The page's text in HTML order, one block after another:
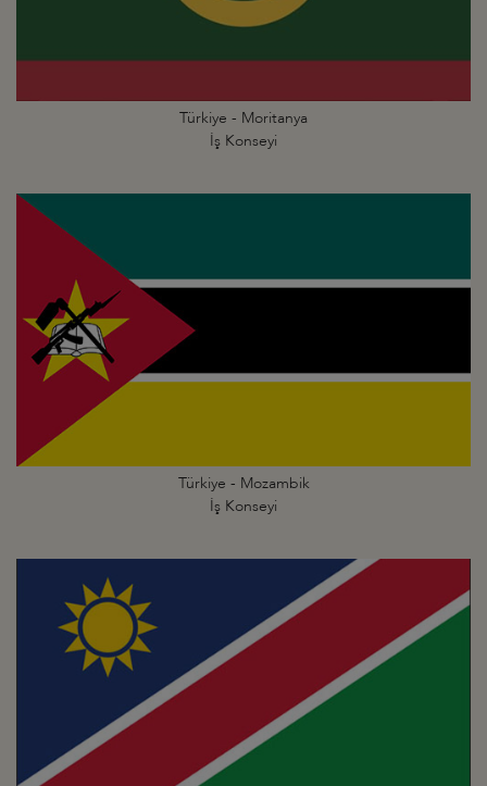
Türkiye - Moritanya
İş Konseyi
Türkiye - Mozambik
İş Konseyi